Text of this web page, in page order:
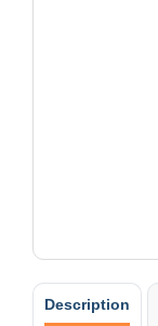
Description